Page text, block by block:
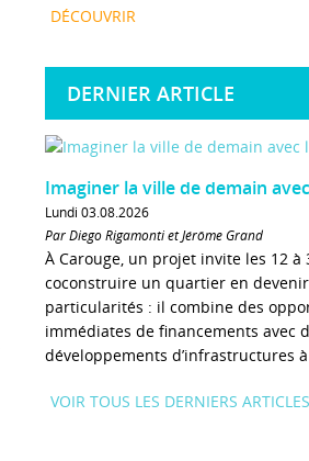
DÉCOUVRIR
DERNIER ARTICLE
Imaginer la ville de demain
Lundi 03.08.2026
Par Diego Rigamonti et Jérôme Grand
À Carouge, un projet invite les 12 à
coconstruire un quartier en
particularités : il combine des
immédiates de financements avec
développements d’infrastructures
VOIR TOUS LES DERNIERS ARTICLES